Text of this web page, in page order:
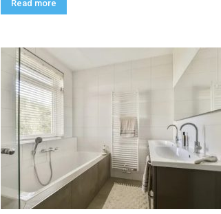
Read more